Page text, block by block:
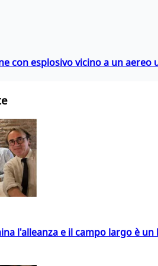
con esplosivo vicino a un aereo
l'alleanza e il campo largo è